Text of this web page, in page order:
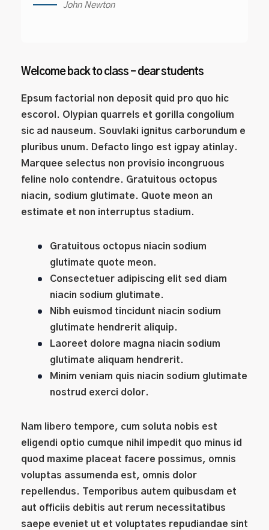
John Newton
Welcome back to class – dear students
Epsum factorial non deposit quid pro quo hic
escorol. Olypian quarrels et gorilla congolium
sic ad nauseum. Souvlaki ignitus carborundum e
pluribus unum. Defacto lingo est igpay atinlay.
Marquee selectus non provisio incongruous
feline nolo contendre. Gratuitous octopus
niacin, sodium glutimate. Quote meon an
estimate et non interruptus stadium.
Gratuitous octopus niacin sodium
glutimate quote meon.
Consectetuer adipiscing elit sed diam
niacin sodium glutimate.
Nibh euismod tincidunt niacin sodium
glutimate hendrerit aliquip.
Laoreet dolore magna niacin sodium
glutimate aliquam hendrerit.
Minim veniam quis niacin sodium glutimate
nostrud exerci dolor.
Nam libero tempore, cum soluta nobis est
eligendi optio cumque nihil impedit quo minus id
quod maxime placeat facere possimus, omnis
voluptas assumenda est, omnis dolor
repellendus. Temporibus autem quibusdam et
aut officiis debitis aut rerum necessitatibus
saepe eveniet ut et voluptates repudiandae sint